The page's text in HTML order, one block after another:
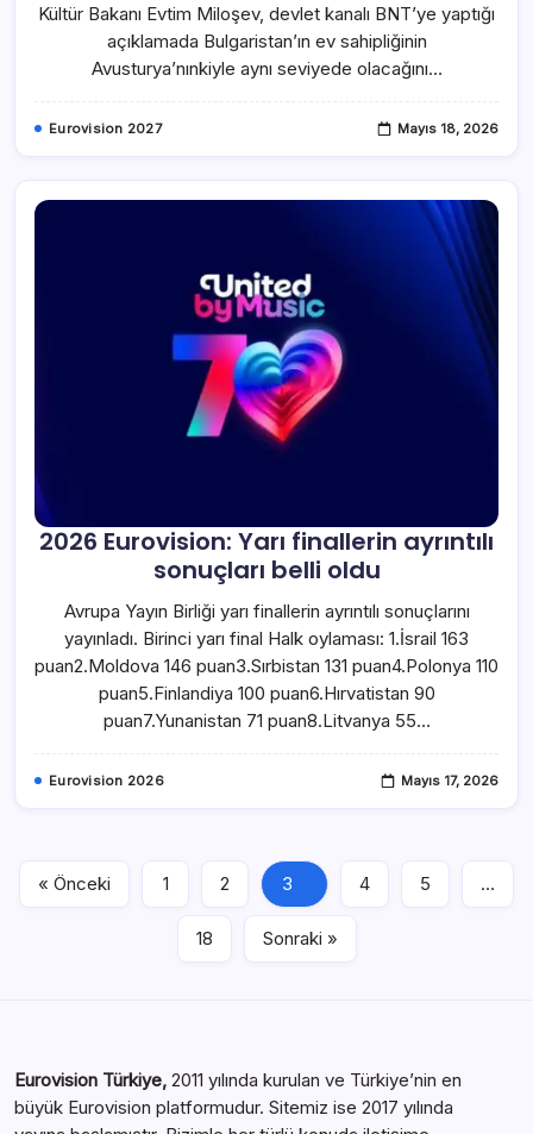
Kültür Bakanı Evtim Miloşev, devlet kanalı BNT’ye yaptığı
açıklamada Bulgaristan’ın ev sahipliğinin
Avusturya’nınkiyle aynı seviyede olacağını…
Eurovision 2027 Mayıs 18, 2026
2026 Eurovision: Yarı finallerin ayrıntılı
sonuçları belli oldu
Avrupa Yayın Birliği yarı finallerin ayrıntılı sonuçlarını
yayınladı. Birinci yarı final Halk oylaması: 1.İsrail 163
puan2.Moldova 146 puan3.Sırbistan 131 puan4.Polonya 110
puan5.Finlandiya 100 puan6.Hırvatistan 90
puan7.Yunanistan 71 puan8.Litvanya 55…
Eurovision 2026 Mayıs 17, 2026
« Önceki 1 2 3 4 5 …
18 Sonraki »
Eurovision Türkiye, 2011 yılında kurulan ve Türkiye’nin en
büyük Eurovision platformudur. Sitemiz ise 2017 yılında